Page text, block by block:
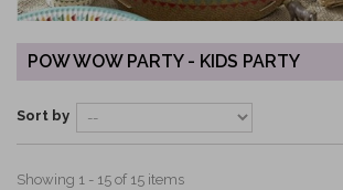
POW WOW PARTY - KIDS PARTY
Sort by
Showing 1 - 15 of 15 items